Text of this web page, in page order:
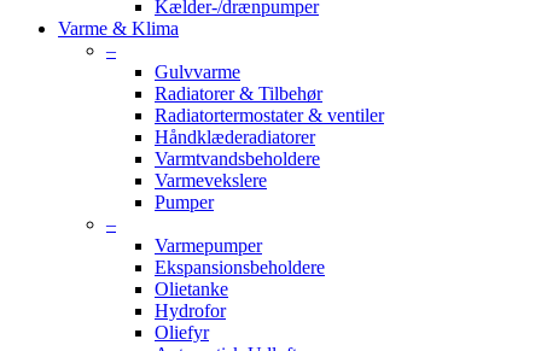
Kælder-/drænpumper
Varme & Klima
–
Gulvvarme
Radiatorer & Tilbehør
Radiatortermostater & ventiler
Håndklæderadiatorer
Varmtvandsbeholdere
Varmevekslere
Pumper
–
Varmepumper
Ekspansionsbeholdere
Olietanke
Hydrofor
Oliefyr